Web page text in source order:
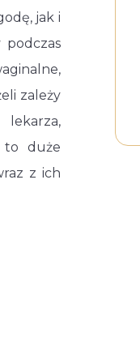
jak i
podczas
zależy
to duże
z ich